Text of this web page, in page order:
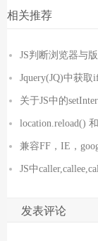
相关推荐
JS判断浏览器与
Jquery(JQ)中获取
关于JS中的
location.reload()
兼容FF，IE，
JS中
发表评论